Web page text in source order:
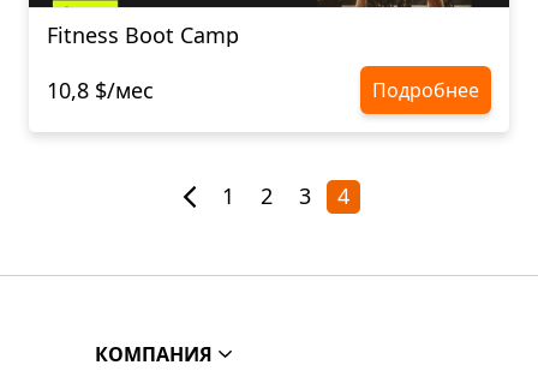
Fitness Boot Camp
10,8 $/мес
Подробнее
1 2 3 4
КОМПАНИЯ